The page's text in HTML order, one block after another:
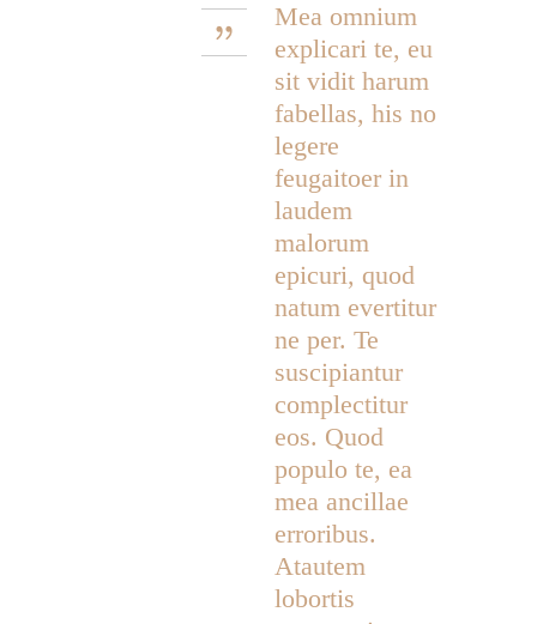
Mea omnium
explicari te, eu
sit vidit harum
fabellas, his no
legere
feugaitoer in
laudem
malorum
epicuri, quod
natum evertitur
ne per. Te
suscipiantur
complectitur
eos. Quod
populo te, ea
mea ancillae
erroribus.
Atautem
lobortis